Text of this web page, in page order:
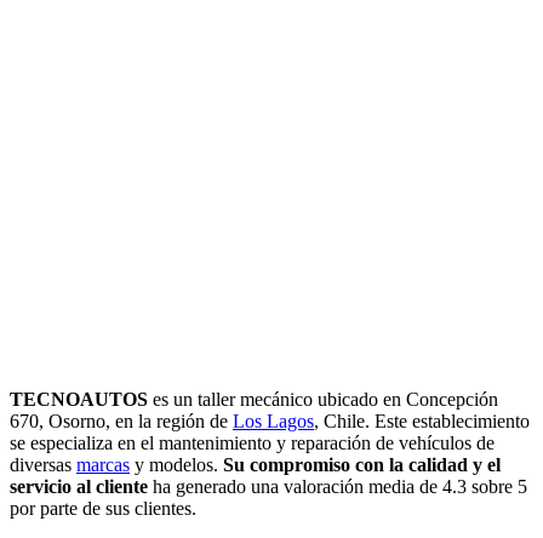
TECNOAUTOS es un taller mecánico ubicado en Concepción
670, Osorno, en la región de Los Lagos, Chile. Este establecimiento
se especializa en el mantenimiento y reparación de vehículos de
diversas marcas y modelos. Su compromiso con la calidad y el
servicio al cliente ha generado una valoración media de 4.3 sobre 5
por parte de sus clientes.